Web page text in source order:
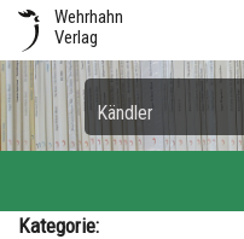
Wehrhahn
Verlag
Kändler
Kategorie: